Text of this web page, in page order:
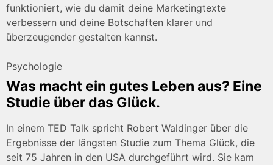
funktioniert, wie du damit deine Marketingtexte
verbessern und deine Botschaften klarer und
überzeugender gestalten kannst.
Psychologie
Was macht ein gutes Leben aus? Eine
Studie über das Glück.
In einem TED Talk spricht Robert Waldinger über die
Ergebnisse der längsten Studie zum Thema Glück, die
seit 75 Jahren in den USA durchgeführt wird. Sie kam